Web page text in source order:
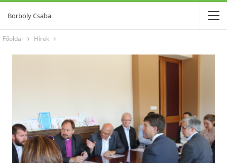
Borboly Csaba
Főoldal Hírek